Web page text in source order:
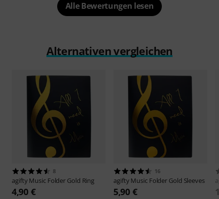
Alle Bewertungen lesen
Alternativen vergleichen
8
agifty Music Folder Gold Ring
4,90 €
16
agifty Music Folder Gold Sleeves
5,90 €